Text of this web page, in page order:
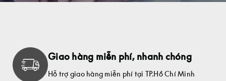
Giao hàng miễn phí, nhanh chóng
Hỗ trợ giao hàng miễn phí tại TP.Hồ Chí Minh